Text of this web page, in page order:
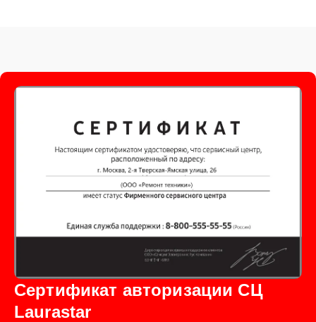
Сертификат авторизации СЦ
Laurastar